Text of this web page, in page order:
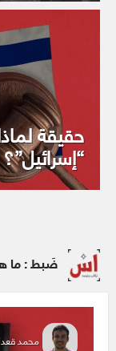
حقيقة
“إسرائيل”؟
ضَبط : ما
محمد